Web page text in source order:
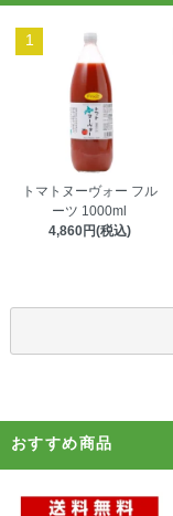
1
トマトヌーヴォー フル
ーツ 1000ml
4,860円(税込)
おすすめ商品